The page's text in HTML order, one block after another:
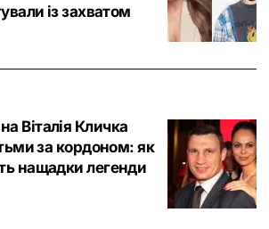
із захватом
Віталія Кличка
за кордоном: як
нащадки легенди